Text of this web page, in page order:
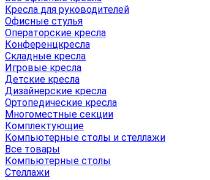
Кресла для руководителей
Офисные стулья
Операторские кресла
Конференцкресла
Складные кресла
Игровые кресла
Детские кресла
Дизайнерские кресла
Ортопедические кресла
Многоместные секции
Комплектующие
Компьютерные столы и стеллажи
Все товары
Компьютерные столы
Стеллажи